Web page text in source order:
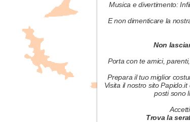
Musica e divertimento:
E non dimenticare la
Non
Porta con te amici,
Prepara il tuo miglior
Visita il nostro sito
posti sono
Trova la